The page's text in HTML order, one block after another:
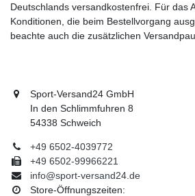
Deutschlands versandkostenfrei. Für das
Konditionen, die beim Bestellvorgang
beachte auch die zusätzlichen
Sport-Versand24 GmbH
In den Schlimmfuhren 8
54338 Schweich
+49 6502-4039772
+49 6502-99966221
info@sport-versand24.de
Store-Öffnungszeiten: